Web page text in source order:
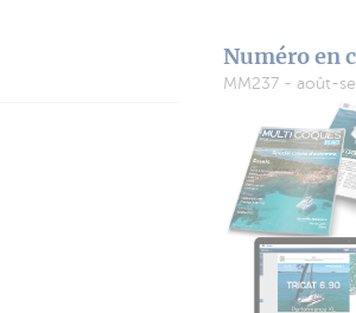
Numéro en
MM237 - août-